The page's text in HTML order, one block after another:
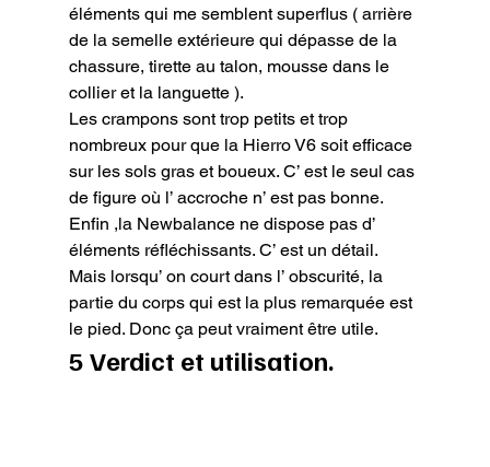
éléments qui me semblent superflus ( arrière
de la semelle extérieure qui dépasse de la
chassure, tirette au talon, mousse dans le
collier et la languette ).
Les crampons sont trop petits et trop
nombreux pour que la Hierro V6 soit efficace
sur les sols gras et boueux. C’ est le seul cas
de figure où l’ accroche n’ est pas bonne.
Enfin ,la Newbalance ne dispose pas d’
éléments réfléchissants. C’ est un détail.
Mais lorsqu’ on court dans l’ obscurité, la
partie du corps qui est la plus remarquée est
le pied. Donc ça peut vraiment être utile.
5 Verdict et utilisation.